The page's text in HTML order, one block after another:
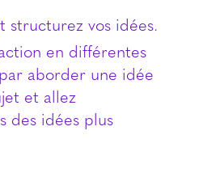
structurez vos idées.
en différentes
aborder une idée
et allez
des idées plus